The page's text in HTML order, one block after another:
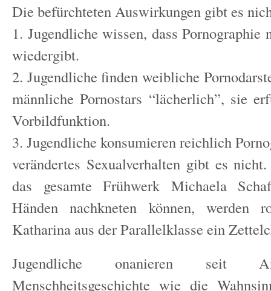
Die befürchteten Auswirkungen gibt es
1. Jugendliche wissen, dass
wiedergibt.
2. Jugendliche finden weibliche
männliche Pornostars “lächerlich”, sie
Vorbildfunktion.
3. Jugendliche konsumieren reichlich
verändertes Sexualverhalten gibt es
das gesamte Frühwerk Michaela
Händen nachkneten können, werden
Katharina aus der Parallelklasse ein
Jugendliche onanieren seit
Menschheitsgeschichte wie die